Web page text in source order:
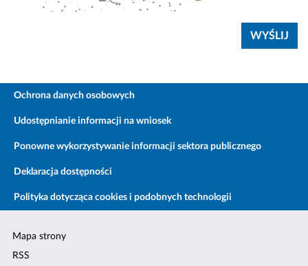
Ochrona danych osobowych
Udostępnianie informacji na wniosek
Ponowne wykorzystywanie informacji sektora publicznego
Deklaracja dostępności
Polityka dotycząca cookies i podobnych technologii
Mapa strony
RSS